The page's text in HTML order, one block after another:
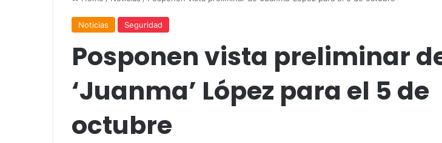
Noticias Seguridad
Posponen vista preliminar
‘Juanma’ López para el 5 de
octubre